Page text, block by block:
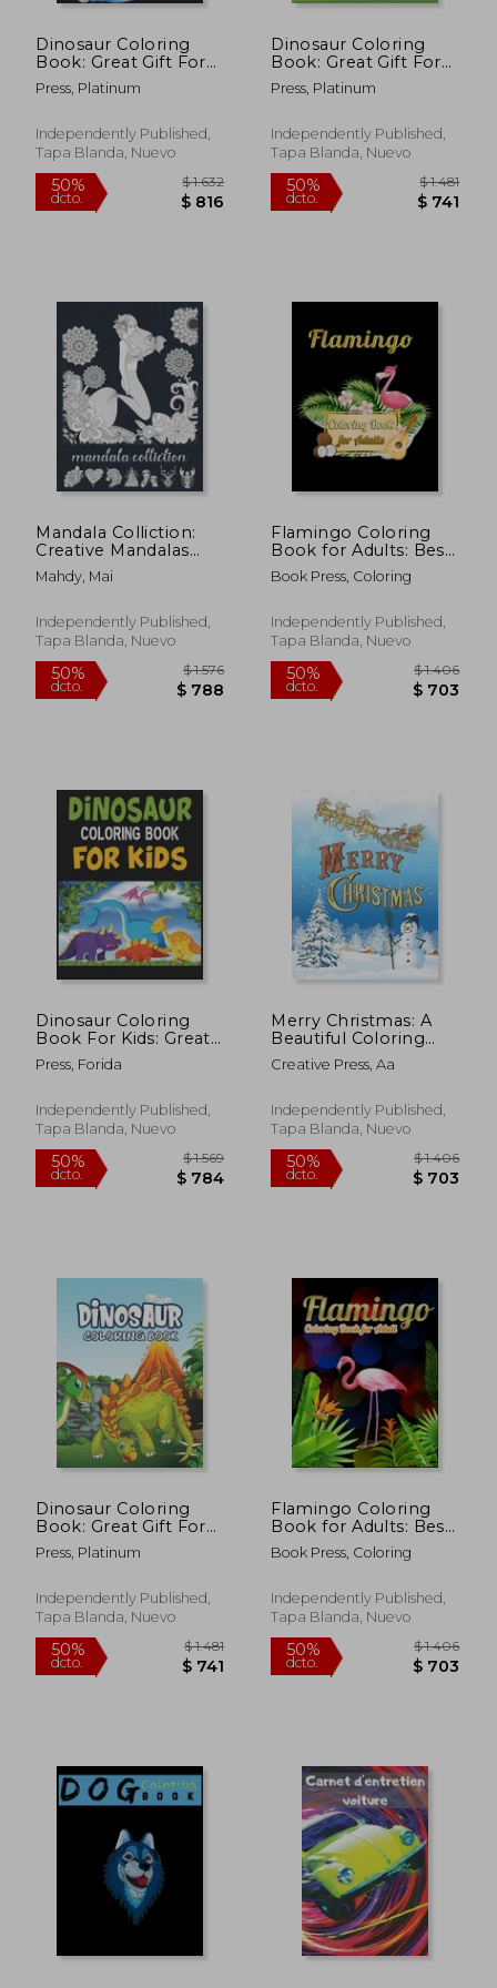
$ 741
Dinosaur Coloring
Book: Great Gift For
Kids Boys & Girls (en
Inglés)
Press, Platinum
Independently Published,
Tapa Blanda, Nuevo
50%
dcto. $ 816
Dinosaur Coloring
Book: Great Gift For
Kids Boys & Girls (en
Inglés)
Press, Platinum
Independently Published,
Tapa Blanda, Nuevo
50%
dcto.
Mandala Colliction:
Creative Mandalas
Coloring Book For
Adult Relaxation,
Cupcackes, Animals,
Hearts, Fruites ... and
Mahdy, Mai
Independently Published,
Tapa Blanda, Nuevo
Flamingo Coloring
Book for Adults: Best
Adult Coloring Book
with Fun, Easy, flower
Coloring Pages (en
Inglés)
Book Press, Coloring
Independently Published,
Tapa Blanda, Nuevo
50%
dcto.
Dinosaur Coloring
Book For Kids: Great
Gift For Boys & Girls
(en Inglés)
Press, Forida
Independently Published,
Tapa Blanda, Nuevo
Merry Christmas: A
Beautiful Coloring
Book With Christmas
Design For Kids (en
Creative Press, Aa
Independently Published,
Tapa Blanda, Nuevo
Dinosaur Coloring
Book: Great Gift For
Kids Boys & Girls (en
Inglés)
Press, Platinum
Independently Published,
Tapa Blanda, Nuevo
Flamingo Coloring
Book for Adults: Best
Adult Coloring Book
with Fun, Easy, flower
Coloring Pages (en
Inglés)
Book Press, Coloring
Independently Published,
Tapa Blanda, Nuevo